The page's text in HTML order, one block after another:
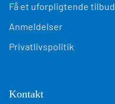
Få et uforpligtende tilbud
Anmeldelser
Privatlivspolitik
Kontakt